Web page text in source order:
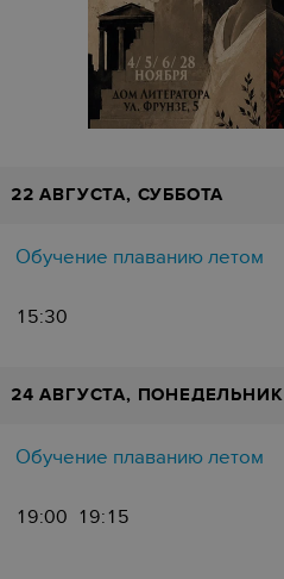
22 АВГУСТА, СУББОТА
Обучение плаванию летом
15:30
24 АВГУСТА, ПОНЕДЕЛЬНИК
Обучение плаванию летом
19:00 19:15